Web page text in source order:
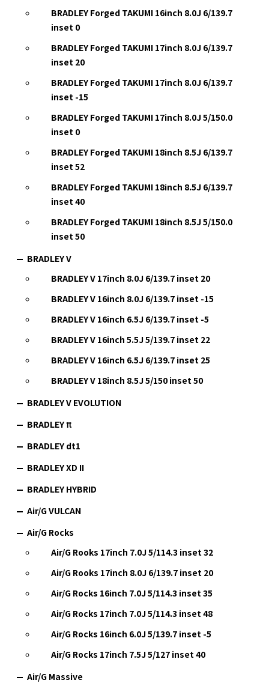
BRADLEY Forged TAKUMI 16inch 8.0J 6/139.7
inset 0
BRADLEY Forged TAKUMI 17inch 8.0J 6/139.7
inset 20
BRADLEY Forged TAKUMI 17inch 8.0J 6/139.7
inset -15
BRADLEY Forged TAKUMI 17inch 8.0J 5/150.0
inset 0
BRADLEY Forged TAKUMI 18inch 8.5J 6/139.7
inset 52
BRADLEY Forged TAKUMI 18inch 8.5J 6/139.7
inset 40
BRADLEY Forged TAKUMI 18inch 8.5J 5/150.0
inset 50
BRADLEY V
BRADLEY V 17inch 8.0J 6/139.7 inset 20
BRADLEY V 16inch 8.0J 6/139.7 inset -15
BRADLEY V 16inch 6.5J 6/139.7 inset -5
BRADLEY V 16inch 5.5J 5/139.7 inset 22
BRADLEY V 16inch 6.5J 6/139.7 inset 25
BRADLEY V 18inch 8.5J 5/150 inset 50
BRADLEY V EVOLUTION
BRADLEY π
BRADLEY dt1
BRADLEY XD II
BRADLEY HYBRID
Air/G VULCAN
Air/G Rocks
Air/G Rooks 17inch 7.0J 5/114.3 inset 32
Air/G Rooks 17inch 8.0J 6/139.7 inset 20
Air/G Rocks 16inch 7.0J 5/114.3 inset 35
Air/G Rocks 17inch 7.0J 5/114.3 inset 48
Air/G Rocks 16inch 6.0J 5/139.7 inset -5
Air/G Rocks 17inch 7.5J 5/127 inset 40
Air/G Massive